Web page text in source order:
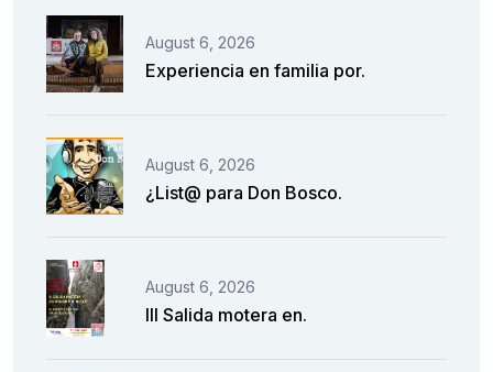
August 6, 2026
Experiencia en familia por.
August 6, 2026
¿List@ para Don Bosco.
August 6, 2026
III Salida motera en.